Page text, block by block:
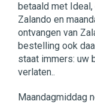
betaald met
Zalando en
ontvangen van
bestelling ook
staat immers: uw
verlaten..
Maandagmiddag